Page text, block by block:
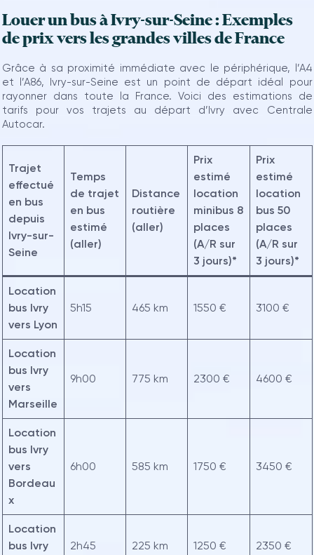
Louer un bus à Ivry-sur-Seine : Exemples
de prix vers les grandes villes de France
Grâce à sa proximité immédiate avec le périphérique, l’A4
et l’A86, Ivry-sur-Seine est un point de départ idéal pour
rayonner dans toute la France. Voici des estimations de
tarifs pour vos trajets au départ d’Ivry avec Centrale
Autocar.
Trajet
effectué
en bus
depuis
Ivry-sur-
Seine
Temps
de trajet
en bus
estimé
(aller)
Distance
routière
(aller)
Prix
estimé
location
minibus 8
places
(A/R sur
3 jours)*
Prix
estimé
location
bus 50
places
(A/R sur
3 jours)*
Location
bus Ivry
vers Lyon
5h15 465 km 1550 € 3100 €
Location
bus Ivry
vers
Marseille
9h00 775 km 2300 € 4600 €
Location
bus Ivry
vers
Bordeau
x
6h00 585 km 1750 € 3450 €
Location
bus Ivry
2h45 225 km 1250 € 2350 €